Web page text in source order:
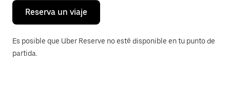
Reserva un viaje
Es posible que Uber Reserve no esté disponible en tu punto de
partida.